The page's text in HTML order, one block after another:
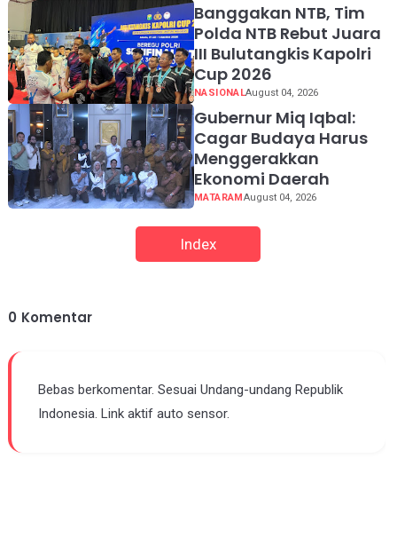
Banggakan NTB, Tim
Polda NTB Rebut Juara
III Bulutangkis Kapolri
Cup 2026
NASIONALAugust 04, 2026
Gubernur Miq Iqbal:
Cagar Budaya Harus
Menggerakkan
Ekonomi Daerah
MATARAMAugust 04, 2026
Index
0 Komentar
Bebas berkomentar. Sesuai Undang-undang Republik
Indonesia. Link aktif auto sensor.